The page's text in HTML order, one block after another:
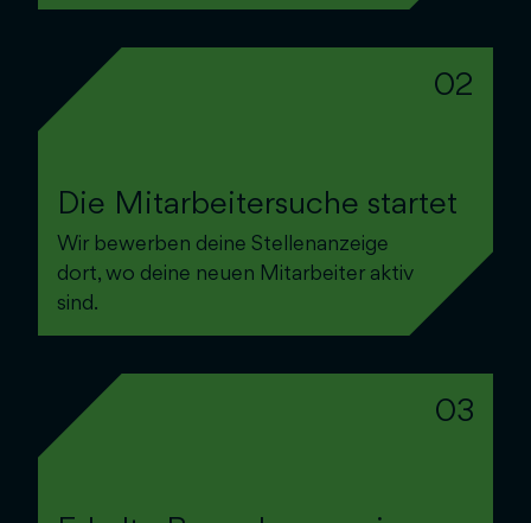
02
Die Mitarbeitersuche startet
Wir bewerben deine Stellenanzeige
dort, wo deine neuen Mitarbeiter aktiv
sind.
03